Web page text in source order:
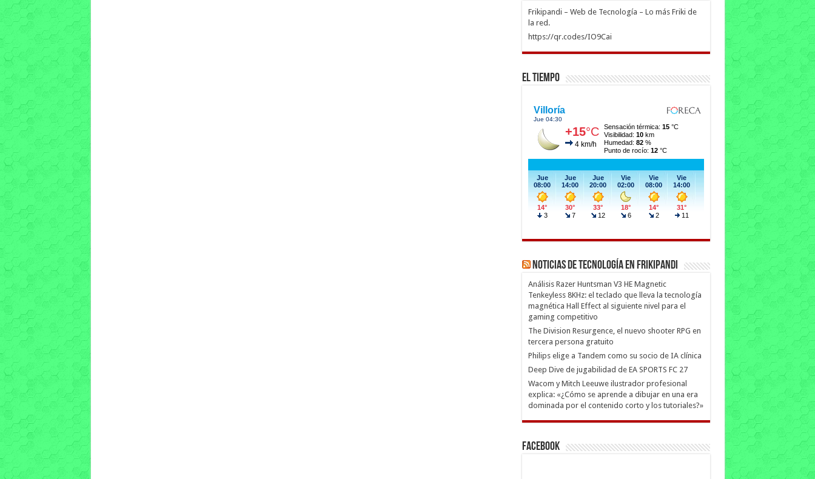
Frikipandi – Web de Tecnología – Lo más Friki de
la red.
https://qr.codes/IO9Cai
El Tiempo
Noticias de Tecnología en Frikipandi
Análisis Razer Huntsman V3 HE Magnetic
Tenkeyless 8KHz: el teclado que lleva la tecnología
magnética Hall Effect al siguiente nivel para el
gaming competitivo
The Division Resurgence, el nuevo shooter RPG en
tercera persona gratuito
Philips elige a Tandem como su socio de IA clínica
Deep Dive de jugabilidad de EA SPORTS FC 27
Wacom y Mitch Leeuwe ilustrador profesional
explica: «¿Cómo se aprende a dibujar en una era
dominada por el contenido corto y los tutoriales?»
Facebook